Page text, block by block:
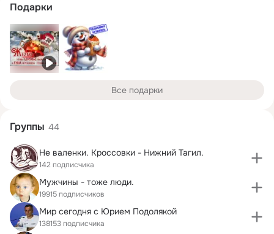
Подарки
Все подарки
Группы 44
Не валенки. Кроссовки - Нижний Тагил.
142 подписчика
Мужчины - тоже люди.
19915 подписчиков
Мир сегодня с Юрием Подолякой
138153 подписчика